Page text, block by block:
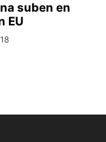
suben en
EU